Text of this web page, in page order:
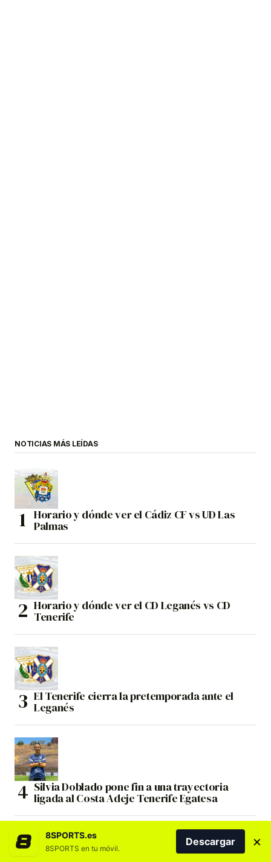
NOTICIAS MÁS LEÍDAS
Horario y dónde ver el Cádiz CF vs UD Las
Palmas
Horario y dónde ver el CD Leganés vs CD
Tenerife
El Tenerife cierra la pretemporada ante el
Leganés
Silvia Doblado pone fin a una trayectoria
ligada al Costa Adeje Tenerife Egatesa
8SPORTS.es
8SPORTS en tu móvil.
Descargar ×